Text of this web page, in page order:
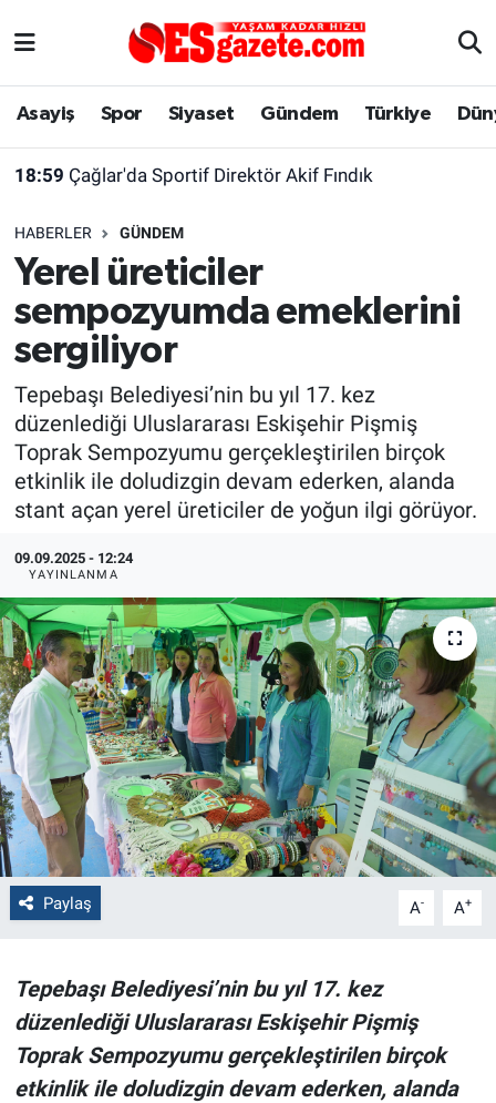
Asayiş Spor Siyaset Gündem Türkiye
18:59 Çağlar'da Sportif Direktör Akif Fındık
HABERLER GÜNDEM
Yerel üreticiler
sempozyumda emeklerini
sergiliyor
Tepebaşı Belediyesi’nin bu yıl 17. kez
düzenlediği Uluslararası Eskişehir Pişmiş
Toprak Sempozyumu gerçekleştirilen birçok
etkinlik ile doludizgin devam ederken, alanda
stant açan yerel üreticiler de yoğun ilgi görüyor.
09.09.2025 - 12:24
YAYINLANMA
Paylaş A- A+
Tepebaşı Belediyesi’nin bu yıl 17. kez
düzenlediği Uluslararası Eskişehir Pişmiş
Toprak Sempozyumu gerçekleştirilen birçok
etkinlik ile doludizgin devam ederken, alanda
Asayiş
Gündem
Türkiye
Dünya
Sağlık
Alış-Veriş/İş dünyası
Yaşam
Eskişehirspor Arşivi
Eskişehir Arşivi
Röportaj
Ekonomi
Kültür Sanat
Bilecik
Kütahya
Gezi
Genel
Çevre
Yerel
Bilim ve Teknoloji
Eskişehir Nöbetçi Eczaneler
Süper Lig Puan Durumu ve Fikstür
Tüm Manşetler
Son Dakika Haberleri
Haber Arşivi